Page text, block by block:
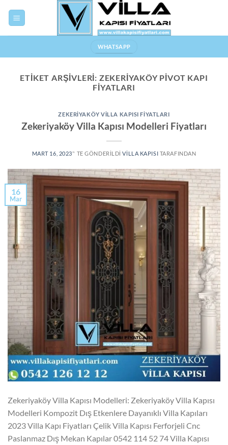
WHATSAPP
ETIKET ARŞIVLERI: ZEKERIYAKÖY PIVOT KAPI
FIYATLARI
ZEKERIYAKÖY VILLA KAPISI FIYATLARI
Zekeriyaköy Villa Kapısı Modelleri Fiyatları
MART 16, 2023’' TE GÖNDERILDI VILLA KAPISI TARAFINDAN
16
Mar
Zekeriyaköy Villa Kapısı Modelleri: Zekeriyaköy Villa Kapısı
Modelleri Kompozit Dış Etkenlere Dayanıklı Villa Kapıları
2023 Villa Kapı Fiyatları Çelik Villa Kapısı Ferforjeli Cnc
Paslanmaz Dış Mekan Kapılar 0542 114 52 74 Villa Kapısı